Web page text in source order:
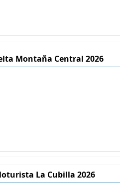
Montaña Central 2026
La Cubilla 2026